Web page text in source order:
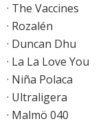
· The Vaccines
· Rozalén
· Duncan Dhu
· La La Love You
· Niña Polaca
· Ultraligera
· Malmö 040